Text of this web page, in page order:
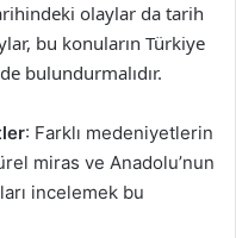
olaylar da tarih
bu konuların Türkiye
bulundurmalıdır.
: Farklı medeniyetlerin
miras ve Anadolu’nun
incelemek bu